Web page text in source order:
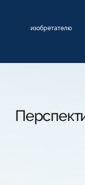
изобретателю